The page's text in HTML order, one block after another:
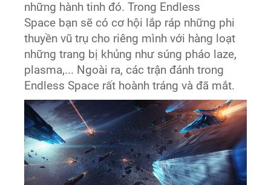
những hành tinh đó. Trong Endless
Space bạn sẽ có cơ hội lắp ráp những phi
thuyền vũ trụ cho riêng mình với hàng loạt
những trang bị khủng như súng pháo laze,
plasma,... Ngoài ra, các trận đánh trong
Endless Space rất hoành tráng và đã mắt.​